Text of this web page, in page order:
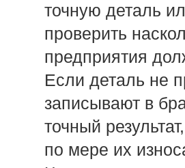
точную деталь
проверить
предприятия
Если деталь не
записывают в
точный
по мере их